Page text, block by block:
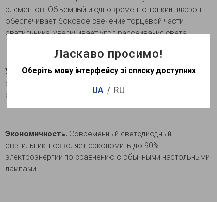
элементов. Объемный и одновременно тонкий плафон
обеспечивает боковое свечение торцевой части
светильника, увеличивает угол рассеивания света.
Удобство монтажа.Модель оборудована механизмом
регулирования встроенного размера светильника. Это
обеспечивает максимальное удобство монтажа.
Экономичность. Современный светодиодный
светильник, позволяет сэкономить до 90%
электроэнергии по сравнению с обычными настольными
лампами.
Ласкаво просимо!
Оберіть мову інтерфейсу зі списку доступних
UA RU